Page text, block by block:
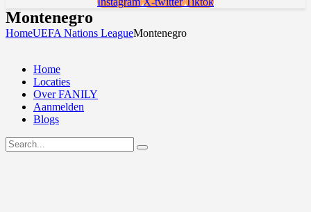
Montenegro
HomeUEFA Nations LeagueMontenegro
Home
Locaties
Over FANILY
Aanmelden
Blogs